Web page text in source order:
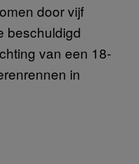
door vijf
beschuldigd
van een 18-
in